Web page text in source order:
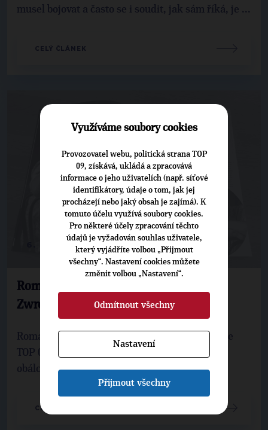
musel bojovat a často se i soudit, jak sám říká, je ...
CELÝ ČLÁNEK
6. 9. 2022
Roman Strzondala na obálce časopisu
Zwrot
Roman Strzondala, předseda místní organizace
TOP 09 Třinecko a Jablunkovsko se objevil na
obálce časopisu Zwrot (měsíčník Polského ...
CELÝ ČLÁNEK
Využíváme soubory cookies
Provozovatel webu, politická strana TOP
09, získává, ukládá a zpracovává
informace o jeho uživatelích (např. síťové
identifikátory, údaje o tom, jak jej
procházejí nebo jaký obsah je zajímá). K
tomuto účelu využívá soubory cookies.
Pro některé účely zpracování těchto
údajů je vyžadován souhlas uživatele,
který vyjádříte volbou „Přijmout
všechny“. Nastavení cookies můžete
změnit volbou „Nastavení“.
Odmítnout všechny
Nastavení
Přijmout všechny